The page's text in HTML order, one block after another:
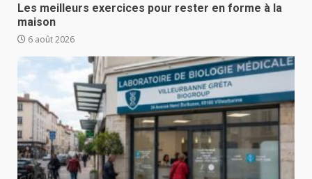
Les meilleurs exercices pour rester en forme à la
maison
6 août 2026